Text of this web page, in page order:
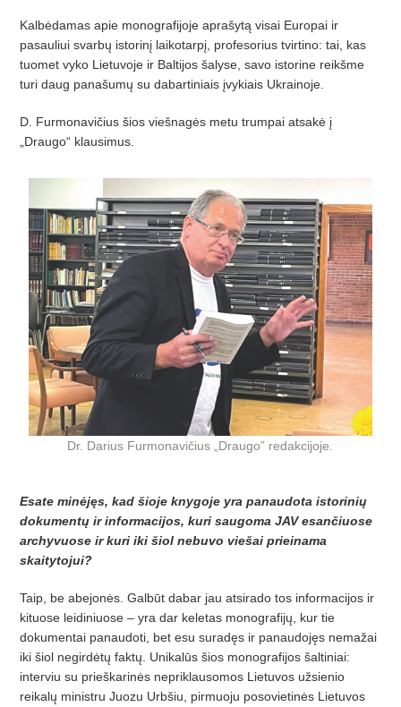
Kalbėdamas apie monografijoje aprašytą visai Europai ir
pasauliui svarbų istorinį laikotarpį, profesorius tvirtino: tai, kas
tuomet vyko Lietuvoje ir Baltijos šalyse, savo istorine reikšme
turi daug panašumų su dabartiniais įvykiais Ukrainoje.
D. Furmonavičius šios viešnagės metu trumpai atsakė į
„Draugo“ klausimus.
Dr. Darius Furmonavičius „Draugo” redakcijoje.
Esate minėjęs, kad šioje knygoje yra panaudota istorinių
dokumentų ir informacijos, kuri saugoma JAV esan­čiuo­se
archyvuose ir kuri iki šiol nebu­vo viešai prieinama
skaitytojui?
Taip, be abejonės. Galbūt dabar jau at­si­rado tos informacijos ir
kituose leidiniuo­se – yra dar keletas monografijų, kur tie
dokumentai panaudoti, bet esu suradęs ir panaudojęs nemažai
iki šiol negirdėtų faktų. Unikalūs šios monografijos šaltiniai:
interviu su prieškarinės nepriklausomos Lietuvos užsienio
reikalų ministru Juozu Urbšiu, pirmuoju posovietinės Lietuvos